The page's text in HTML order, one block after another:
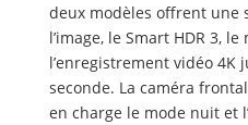
deux modèles offrent une
l’image, le Smart HDR 3,
l’enregistrement vidéo 4K
seconde. La caméra
en charge le mode nuit et